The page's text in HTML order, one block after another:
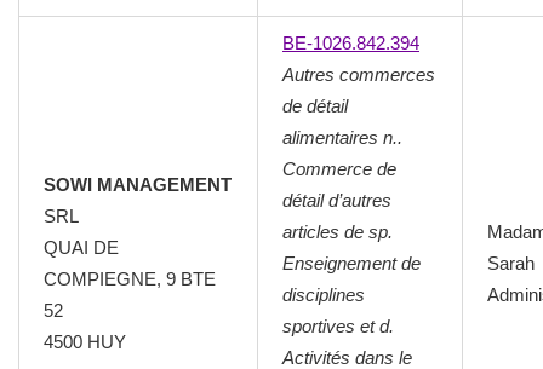
SOWI MANAGEMENT
SRL
QUAI DE
COMPIEGNE, 9 BTE
52
4500 HUY
BE-1026.842.394
Autres commerces
de détail
alimentaires n..
Commerce de
détail d’autres
articles de sp.
Enseignement de
disciplines
sportives et d.
Activités dans le
Sarah